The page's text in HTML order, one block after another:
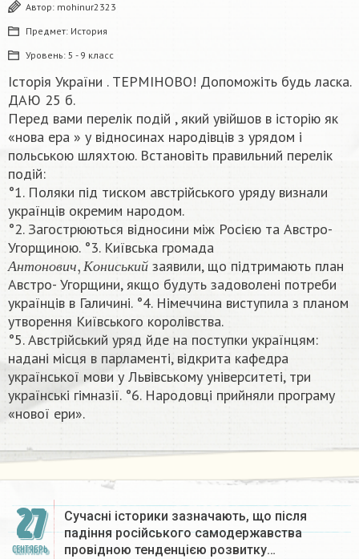
Автор: mohinur2323
Предмет: История
Уровень: 5 - 9 класс
Історія України . ТЕРМІНОВО! Допоможіть будь ласка.
ДАЮ 25 б.
Перед вами перелік подій , який увійшов в історію як
«нова ера » у відносинах народівців з урядом і
польською шляхтою. Встановіть правильний перелік
подій:
°1. Поляки під тиском австрійського уряду визнали
українців окремим народом.
°2. Загострюються відносини між Росією та Австро-
Угорщиною. °3. Київська громада
Ан т о н о в и ч К он иськ и й
Антонович,Кон иськийзаявили, що підтримають план
Австро- Угорщини, якщо будуть задоволені потреби
українців в Галичині. °4. Німеччина виступила з планом
утворення Київського королівства.
°5. Австрійський уряд йде на поступки українцям:
надані місця в парламенті, відкрита кафедра
української мови у Львівському університеті, три
українські гімназії. °6. Народовці прийняли програму
«нової ери».​
27
СЕНТЯБРЬ
Сучасні історики зазначають, що після
падіння російського самодержавства
провідною тенденцією розвитку…